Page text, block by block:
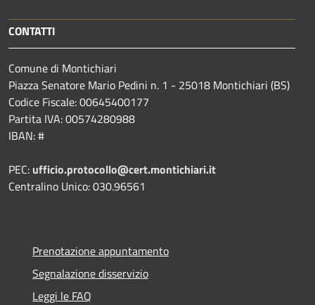
CONTATTI
Comune di Montichiari
Piazza Senatore Mario Pedini n. 1 - 25018 Montichiari (BS)
Codice Fiscale: 00645400177
Partita IVA: 00574280988
IBAN: #
PEC: ufficio.protocollo@cert.montichiari.it
Centralino Unico: 030.96561
Prenotazione appuntamento
Segnalazione disservizio
Leggi le FAQ